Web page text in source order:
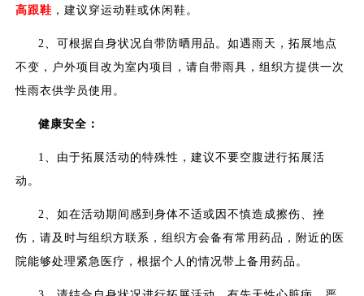
高跟鞋 ，建议穿运动鞋或休闲鞋。
2、可根据自身状况自带防晒用品。如遇雨天，拓展地点
不变，户外项目改为室内项目，请自带雨具，组织方提供一次
性雨衣供学员使用。
健康安全：
1、由于拓展活动的特殊性，建议不要空腹进行拓展活
动。
2、如在活动期间感到身体不适或因不慎造成擦伤、挫
伤，请及时与组织方联系，组织方会备有常用药品，附近的医
院能够处理紧急医疗，根据个人的情况带上备用药品。